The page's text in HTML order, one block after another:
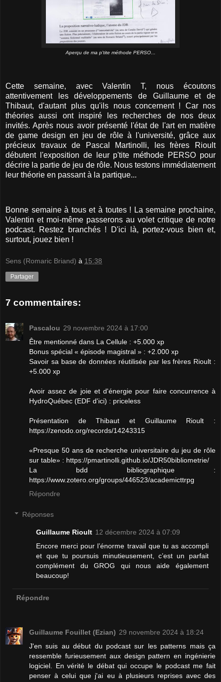
Aperçu de ma p'tite méthode PERSO
Cette semaine, avec Valentin T, nous écoutons
attentivement les développements de Guillaume et de
Thibaut, d'autant plus qu'ils nous concernent ! Car nos
théories aussi ont inspiré les recherches de nos deux
invités. Après nous avoir présenté l'état de l'art en matière
de game design en jeu de rôle à l'université, grâce aux
précieux travaux de Pascal Martinolli, les frères Rioult
débutent l'exposition de leur p'tite méthode PERSO pour
décrire la partie de jeu de rôle. Nous testons immédiatement
leur théorie en passant à la partique...
Bonne semaine à tous et à toutes ! La semaine prochaine,
Valentin et moi-même passerons au volet critique de notre
podcast. Restez branchés ! D'ici là, portez-vous bien et,
surtout, jouez bien !
Sens (Romaric Briand) à 15:38
Partager
7 commentaires:
Pascalou 29 novembre 2024 à 17:00
Être mentionné dans La Cellule : +5.000 xp
Bonus spécial « épisode magistral » : +2.000 xp
Savoir sa base de données réutilisée par les frères Rioult :
+5.000 xp
Avoir assez de joie et d'énergie pour faire concurrence à
HydroQuébec (EDF d'ici) : priceless
Présentation de Thibaut et Guillaume Rioult :
https://zenodo.org/records/14243315
«Presque 50 ans de recherche universitaire du jeu de rôle
sur table» : https://pmartinolli.github.io/JDR50bibliometrie/
La bdd bibliographique :
https://www.zotero.org/groups/446523/academicttrpg
Répondre
Réponses
Guillaume Rioult 12 décembre 2024 à 07:09
Encore merci pour l’énorme travail que tu as accompli
et que tu poursuis minutieusement, c’est un parfait
complément du GROG qui nous aide également
beaucoup!
Répondre
Guillaume Fouillet (Ezian) 29 novembre 2024 à 18:24
J'en suis au début du podcast sur les patterns mais ça
ressemble furieusement aux design pattern en ingénierie
logiciel. En vérité le débat qui occupe le podcast me fait
penser à celui que j'ai eu à plusieurs reprises avec des